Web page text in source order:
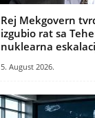
Rej Mekgovern
izgubio rat sa
nuklearna
5. August 2026.